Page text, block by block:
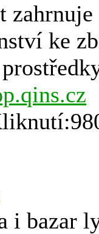
zahrnuje
ke
i bazar